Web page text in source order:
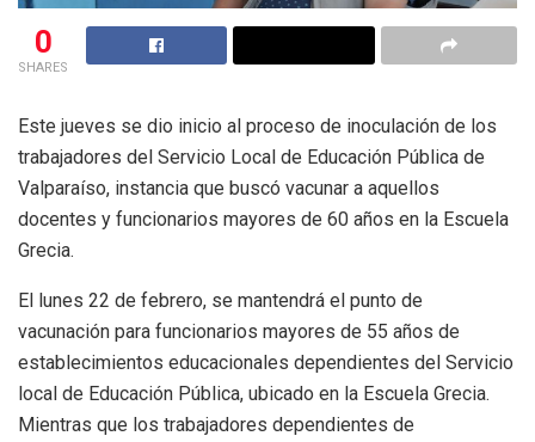
0
SHARES
Este jueves se dio inicio al proceso de inoculación de los
trabajadores del Servicio Local de Educación Pública de
Valparaíso, instancia que buscó vacunar a aquellos
docentes y funcionarios mayores de 60 años en la Escuela
Grecia.
El lunes 22 de febrero, se mantendrá el punto de
vacunación para funcionarios mayores de 55 años de
establecimientos educacionales dependientes del Servicio
local de Educación Pública, ubicado en la Escuela Grecia.
Mientras que los trabajadores dependientes de